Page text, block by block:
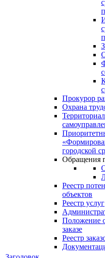
Прокурор
Охрана
городской
Обращения
Реестр
объектов
Реестр услуг
Положение
заказе
Реестр